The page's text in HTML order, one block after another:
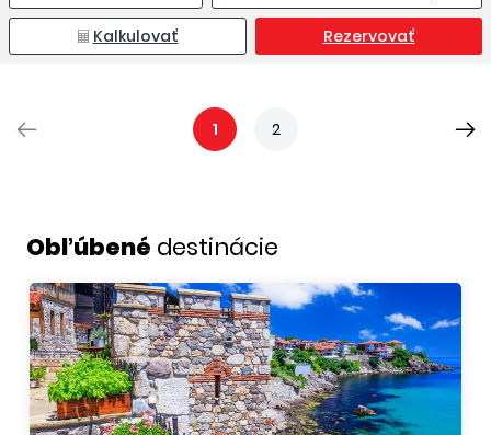
Kalkulovať Rezervovať
1 2
Obľúbené destinácie